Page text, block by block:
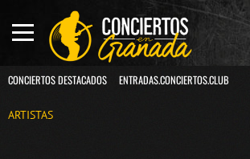
CONCIERTOS DESTACADOS ENTRADAS.CONCIERTOS.CLUB
ARTISTAS